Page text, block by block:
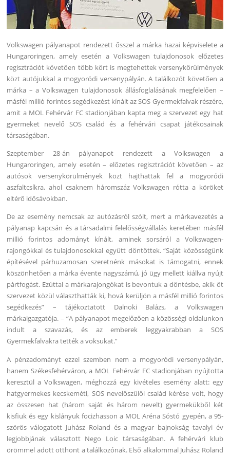
Volkswagen pályanapot rendezett ősszel a márka hazai képviselete a
Hungaroringen, amely esetén a Volkswagen tulajdonosok előzetes
regisztrációt követően több kört is megtehettek versenykörülmények
közt autójukkal a mogyoródi versenypályán.A találkozót követően a
márka – a Volkswagen tulajdonosok állásfoglalásának megfelelően –
másfél millió forintos segédkezést kínált az SOS Gyermekfalvak részére,
amit a MOL Fehérvár FC stadionjában kapta meg a szervezet egy hat
gyermeket nevelő SOS család és a fehérvári csapat játékosainak
társaságában.
Szeptember 28-án pályanapot rendezett a Volkswagen a
Hungaroringen, amely esetén – előzetes regisztrációt követően – az
autósok versenykörülmények közt hajthattak fel a mogyoródi
aszfaltcsíkra, ahol csaknem háromszáz Volkswagen rótta a köröket
eltérő idősávokban.
De az esemény nemcsak az autózásról szólt, mert a márkavezetés a
pályanap kapcsán és a társadalmi felelősségvállalás keretében másfél
millió forintos adományt kínált, aminek sorsáról a Volkswagen-
rajongókkal és tulajdonosokkal együtt döntöttek. “Saját közösségünk
építésével párhuzamosan szeretnénk másokat is támogatni, ennek
köszönhetően a márka évente nagyszámú, jó ügy mellett kiállva nyújt
pártfogást. Ezúttal a márkarajongókat is bevontuk a döntésbe, akik öt
szervezet közül választhatták ki, hová kerüljön a másfél millió forintos
segédkezés” – tájékoztatott Dalnoki Balázs, a Volkswagen
márkaigazgatója. – “A pályanapot megelőzően a közösségi oldalunkon
indult a szavazás, és az emberek leggyakrabban a SOS
Gyermekfalvakra tették a voksukat.”
A pénzadományt ezzel szemben nem a mogyoródi versenypályán,
hanem Székesfehérváron, a MOL Fehérvár FC stadionjában nyújtotta
keresztül a Volkswagen, méghozzá egy kivételes esemény alatt: egy
hatgyermekes kecskeméti, SOS nevelőszülői család kérése volt, hogy
az összesen hat (három saját és három nevelt) gyermekükből két
kisfiuk és egy kislányuk focizhasson a MOL Aréna Sóstó gyepén, a 95-
szörös válogatott Juhász Roland és a magyar bajnokság tavalyi év
legjobbjának választott Nego Loic társaságában. A fehérvári klub
örömmel adott otthont a találkozónak. Első alkalommal Juhász Roland